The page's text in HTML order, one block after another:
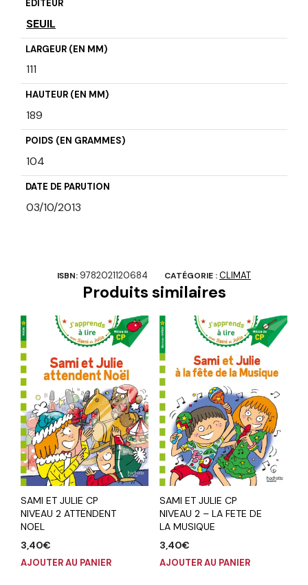
ÉDITEUR
SEUIL
LARGEUR (EN MM)
111
HAUTEUR (EN MM)
189
POIDS (EN GRAMMES)
104
DATE DE PARUTION
03/10/2013
ISBN: 9782021120684 CATÉGORIE :CLIMAT
Produits similaires
SAMI ET JULIE CP
NIVEAU 2 ATTENDENT
NOEL
3,40€
AJOUTER AU PANIER
SAMI ET JULIE CP
NIVEAU 2 – LA FETE DE
LA MUSIQUE
3,40€
AJOUTER AU PANIER